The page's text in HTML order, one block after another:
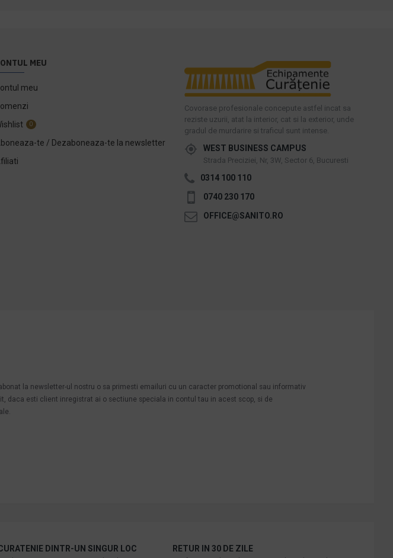
MEU
meu
0
te / Dezaboneaza-te la newsletter
Covorase profesionale concepute astfel incat sa
reziste uzurii, atat la interior, cat si la exterior, unde
gradul de murdarire si traficul sunt intense.
WEST BUSINESS CAMPUS
Strada Preciziei, Nr, 3W, Sector 6, Bucuresti
0314 100 110
0740 230 170
OFFICE@SANITO.RO
la newsletter-ul nostru o sa primesti emailuri cu un caracter promotional sau informativ
daca esti client inregistrat ai o sectiune speciala in contul tau in acest scop, si de
DINTR-UN SINGUR LOC RETUR IN 30 DE ZILE